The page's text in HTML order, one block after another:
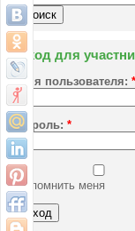
Вход для
Имя пользователя: *
Пароль: *
Запомнить меня